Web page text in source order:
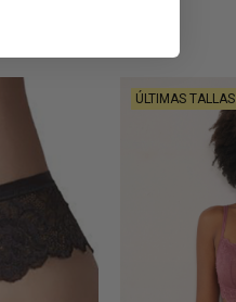
ÚLTIMAS TALLAS